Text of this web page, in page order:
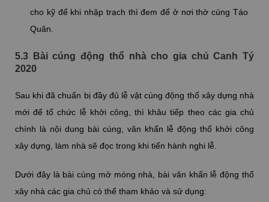
cho kỹ để khi nhập trạch thì đem để ở nơi thờ cúng Táo
Quân.
5.3 Bài cúng động thổ nhà cho gia chủ Canh Tý
2020
Sau khi đã chuẩn bị đầy đủ lễ vật cúng động thổ xây dựng nhà
mới để tổ chức lễ khởi công, thì khâu tiếp theo các gia chủ
chính là nội dung bài cúng, văn khấn lễ động thổ khởi công
xây dựng, làm nhà sẽ đọc trong khi tiến hành nghi lễ.
Dưới đây là bài cúng mở móng nhà, bài văn khấn lễ động thổ
xây nhà các gia chủ có thể tham khảo và sử dụng: